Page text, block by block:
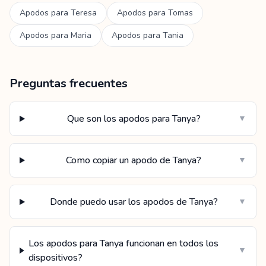
Apodos para Teresa Apodos para Tomas
Apodos para Maria Apodos para Tania
Preguntas frecuentes
Que son los apodos para Tanya? ▼
Como copiar un apodo de Tanya? ▼
Donde puedo usar los apodos de Tanya? ▼
Los apodos para Tanya funcionan en todos los
dispositivos?
▼